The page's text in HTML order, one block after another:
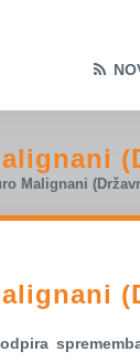
Malignani
odpira